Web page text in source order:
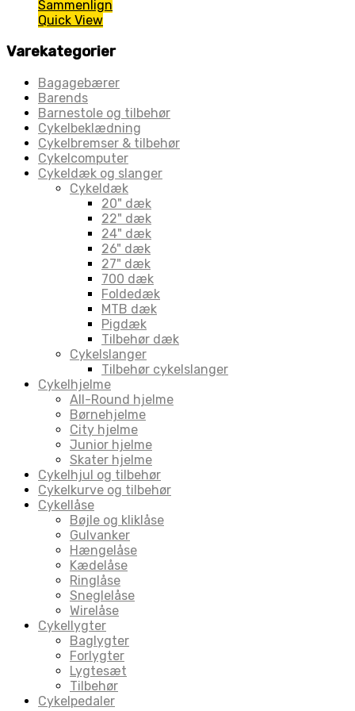
Sammenlign
Quick View
Varekategorier
Bagagebærer
Barends
Barnestole og tilbehør
Cykelbeklædning
Cykelbremser & tilbehør
Cykelcomputer
Cykeldæk og slanger
Cykeldæk
20" dæk
22" dæk
24" dæk
26" dæk
27" dæk
700 dæk
Foldedæk
MTB dæk
Pigdæk
Tilbehør dæk
Cykelslanger
Tilbehør cykelslanger
Cykelhjelme
All-Round hjelme
Børnehjelme
City hjelme
Junior hjelme
Skater hjelme
Cykelhjul og tilbehør
Cykelkurve og tilbehør
Cykellåse
Bøjle og kliklåse
Gulvanker
Hængelåse
Kædelåse
Ringlåse
Sneglelåse
Wirelåse
Cykellygter
Baglygter
Forlygter
Lygtesæt
Tilbehør
Cykelpedaler